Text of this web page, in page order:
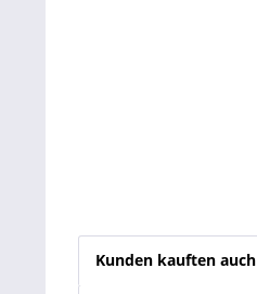
Kunden kauften auch